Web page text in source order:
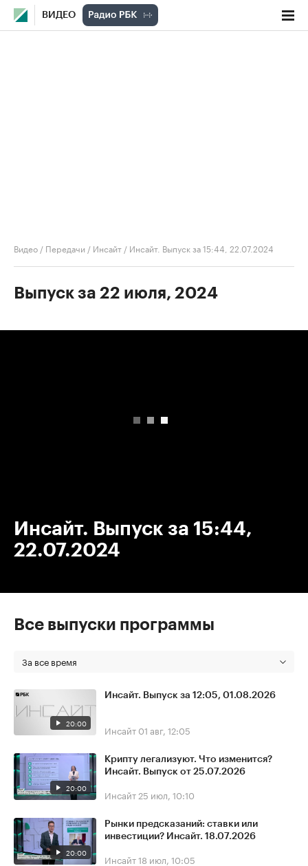
ВИДЕО
Видео / Передачи / Инсайт / Инсайт. Выпуск за 15:44, 22.07.2024
Выпуск за 22 июля, 2024
Инсайт. Выпуск за 15:44,
22.07.2024
Все выпуски программы
За все время
20:00
Инсайт. Выпуск за 12:05, 01.08.2026
Инсайт 01 авг, 12:05
20:00
Крипту легализуют. Что изменится?
Инсайт. Выпуск от 25.07.2026
Инсайт 25 июл, 10:10
20:00
Рынки предсказаний: ставки или
инвестиции? Инсайт. 18.07.2026
Инсайт18 июл, 10:05